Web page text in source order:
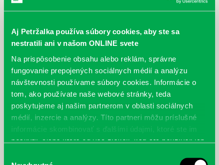
Aj Petržalka používa súbory cookies, aby ste sa
nestratili ani v našom ONLINE svete
Na prispôsobenie obsahu alebo reklám, správne
fungovanie prepojených sociálnych médií a analýzu
návštevnosti používame súbory cookies. Informácie o
tom, ako používate naše webové stránky, teda
poskytujeme aj našim partnerom v oblasti sociálnych
médií, inzercie a analýzy. Títo partneri môžu príslušné
informácie skombinovať s ďalšími údajmi, ktoré ste im
poskytli, alebo ktoré od vás získali, keď ste používali ich